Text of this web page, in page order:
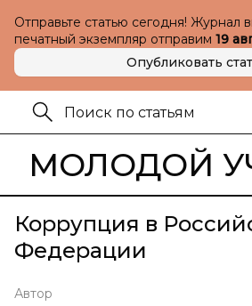
Отправьте статью сегодня! Журнал
печатный экземпляр отправим 19
Опубликовать
МОЛОДОЙ
Коррупция в
Федерации
Автор